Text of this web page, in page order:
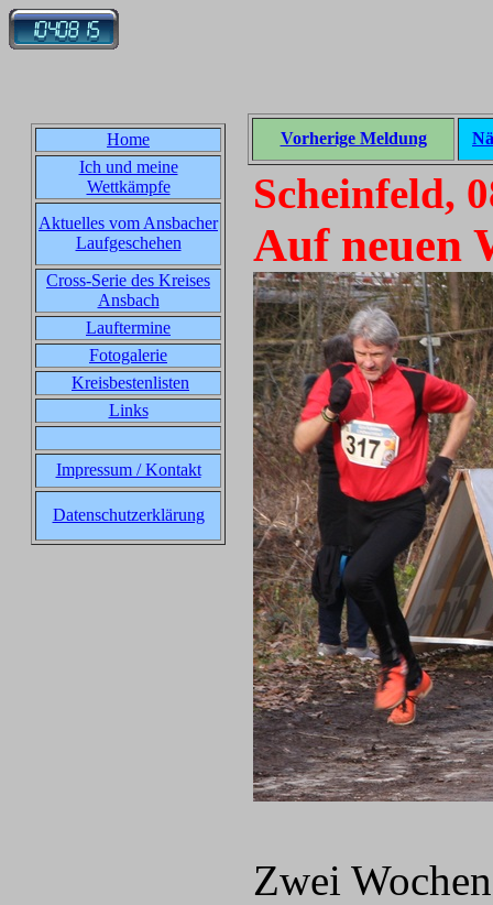
Home
Ich und meine
Wettkämpfe
Aktuelles vom Ansbacher
Laufgeschehen
Cross-Serie des Kreises
Ansbach
Lauftermine
Fotogalerie
Kreisbestenlisten
Links
Impressum / Kontakt
Datenschutzerklärung
Vorherige Meldung
Scheinfeld,
Auf neuen
Zwei